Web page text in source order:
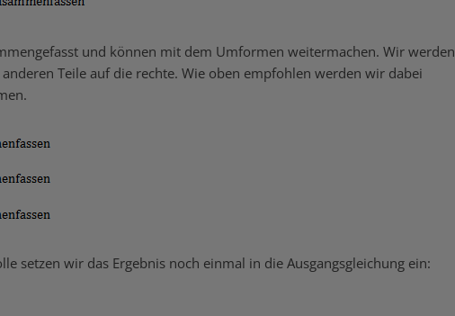
und können mit dem Umformen weitermachen. Wir werden
Teile auf die rechte. Wie oben empfohlen werden wir dabei
setzen wir das Ergebnis noch einmal in die Ausgangsgleichung ein: